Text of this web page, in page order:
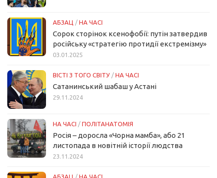
АБЗАЦ / НА ЧАСІ
Сорок сторінок ксенофобії: путін затвердив
російську «стратегію протидії екстремізму»
03.01.2025
ВІСТІ З ТОГО СВІТУ / НА ЧАСІ
Сатанинський шабаш у Астані
29.11.2024
НА ЧАСІ / ПОЛІТАНАТОМІЯ
Росія – доросла «Чорна мамба», або 21
листопада в новітній історії людства
23.11.2024